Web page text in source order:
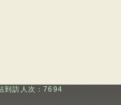
到訪人次：7694